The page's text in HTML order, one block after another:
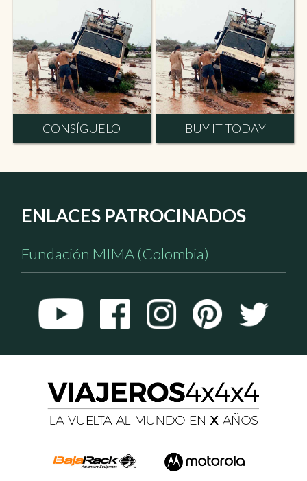
CONSÍGUELO BUY IT TODAY
ENLACES PATROCINADOS
Fundación MIMA (Colombia)